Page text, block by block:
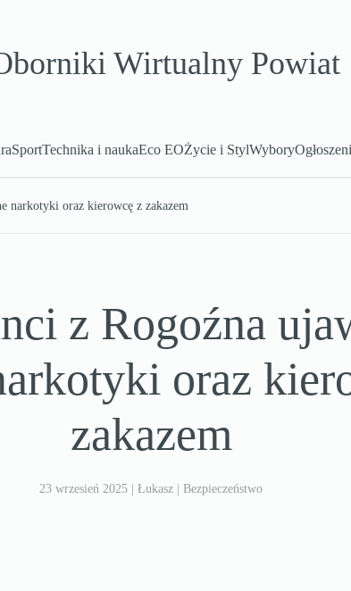
SportTechnika i naukaEco EOŻycie i StylWybory
narkotyki oraz kierowcę z zakazem
z Rogoźna
oraz
zakazem
23 wrzesień 2025 | Łukasz | Bezpieczeństwo